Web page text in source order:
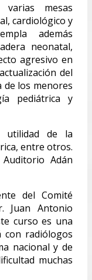
mesas
cardiológico y
además
neonatal,
agresivo en
del
los menores
pediátrica y
utilidad de la
entre otros.
Adán
del Comité
Juan Antonio
curso es una
con radiólogos
nacional y de
muchas